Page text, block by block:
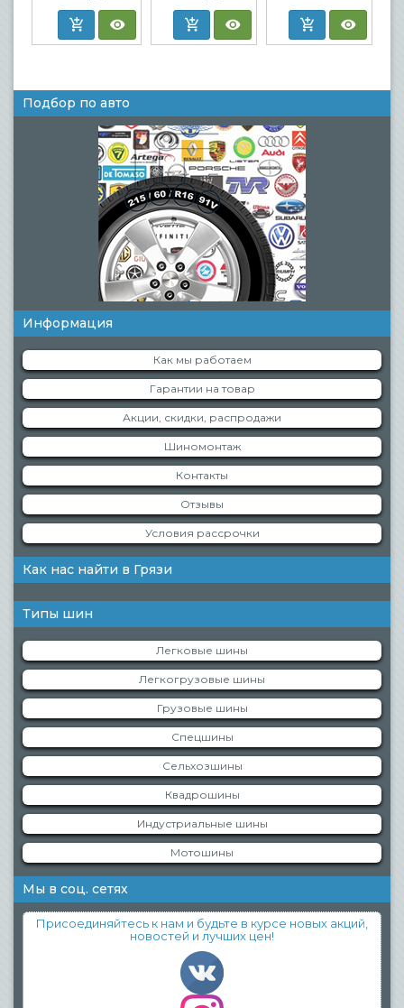
Подбор по авто
Информация
Как мы работаем
Гарантии на товар
Акции, скидки, распродажи
Шиномонтаж
Контакты
Отзывы
Условия рассрочки
Как нас найти в Грязи
Типы шин
Легковые шины
Легкогрузовые шины
Грузовые шины
Спецшины
Сельхозшины
Квадрошины
Индустриальные шины
Мотошины
Мы в соц. сетях
Присоединяйтесь к нам и будьте в курсе новых акций,
новостей и лучших цен!